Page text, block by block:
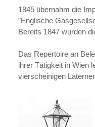
1845 übernahm die
"Englische
Bereits 1847 wurden
Das Repertoire an
ihrer Tätigkeit in Wien
vierscheinigen